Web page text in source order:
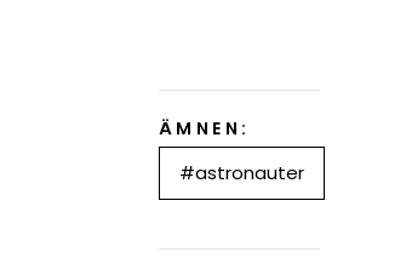
ÄMNEN:
#astronauter